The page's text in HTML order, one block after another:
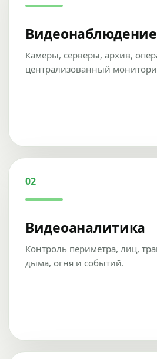
Видеонаблюдение
Камеры, серверы, архив,
централизованный
02
Видеоаналитика
Контроль периметра, лиц,
дыма, огня и событий.